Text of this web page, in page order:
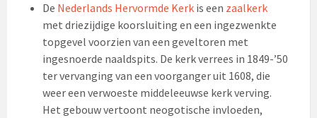
De Nederlands Hervormde Kerk is een zaalkerk
met driezijdige koorsluiting en een ingezwenkte
topgevel voorzien van een geveltoren met
ingesnoerde naaldspits. De kerk verrees in 1849-’50
ter vervanging van een voorganger uit 1608, die
weer een verwoeste middeleeuwse kerk verving.
Het gebouw vertoont neogotische invloeden,